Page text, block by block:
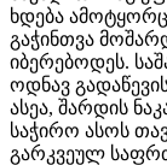
ხდება
გაჭინთვა
იბერებოდეს.
ოდნავ
ასეა, შარდის
საჭირო ასოს
გარკვეულ